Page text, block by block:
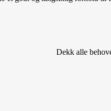
Dekk alle